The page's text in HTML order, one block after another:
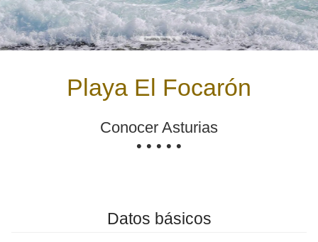
Playa El Focarón
Conocer Asturias
• • • • •
Datos básicos